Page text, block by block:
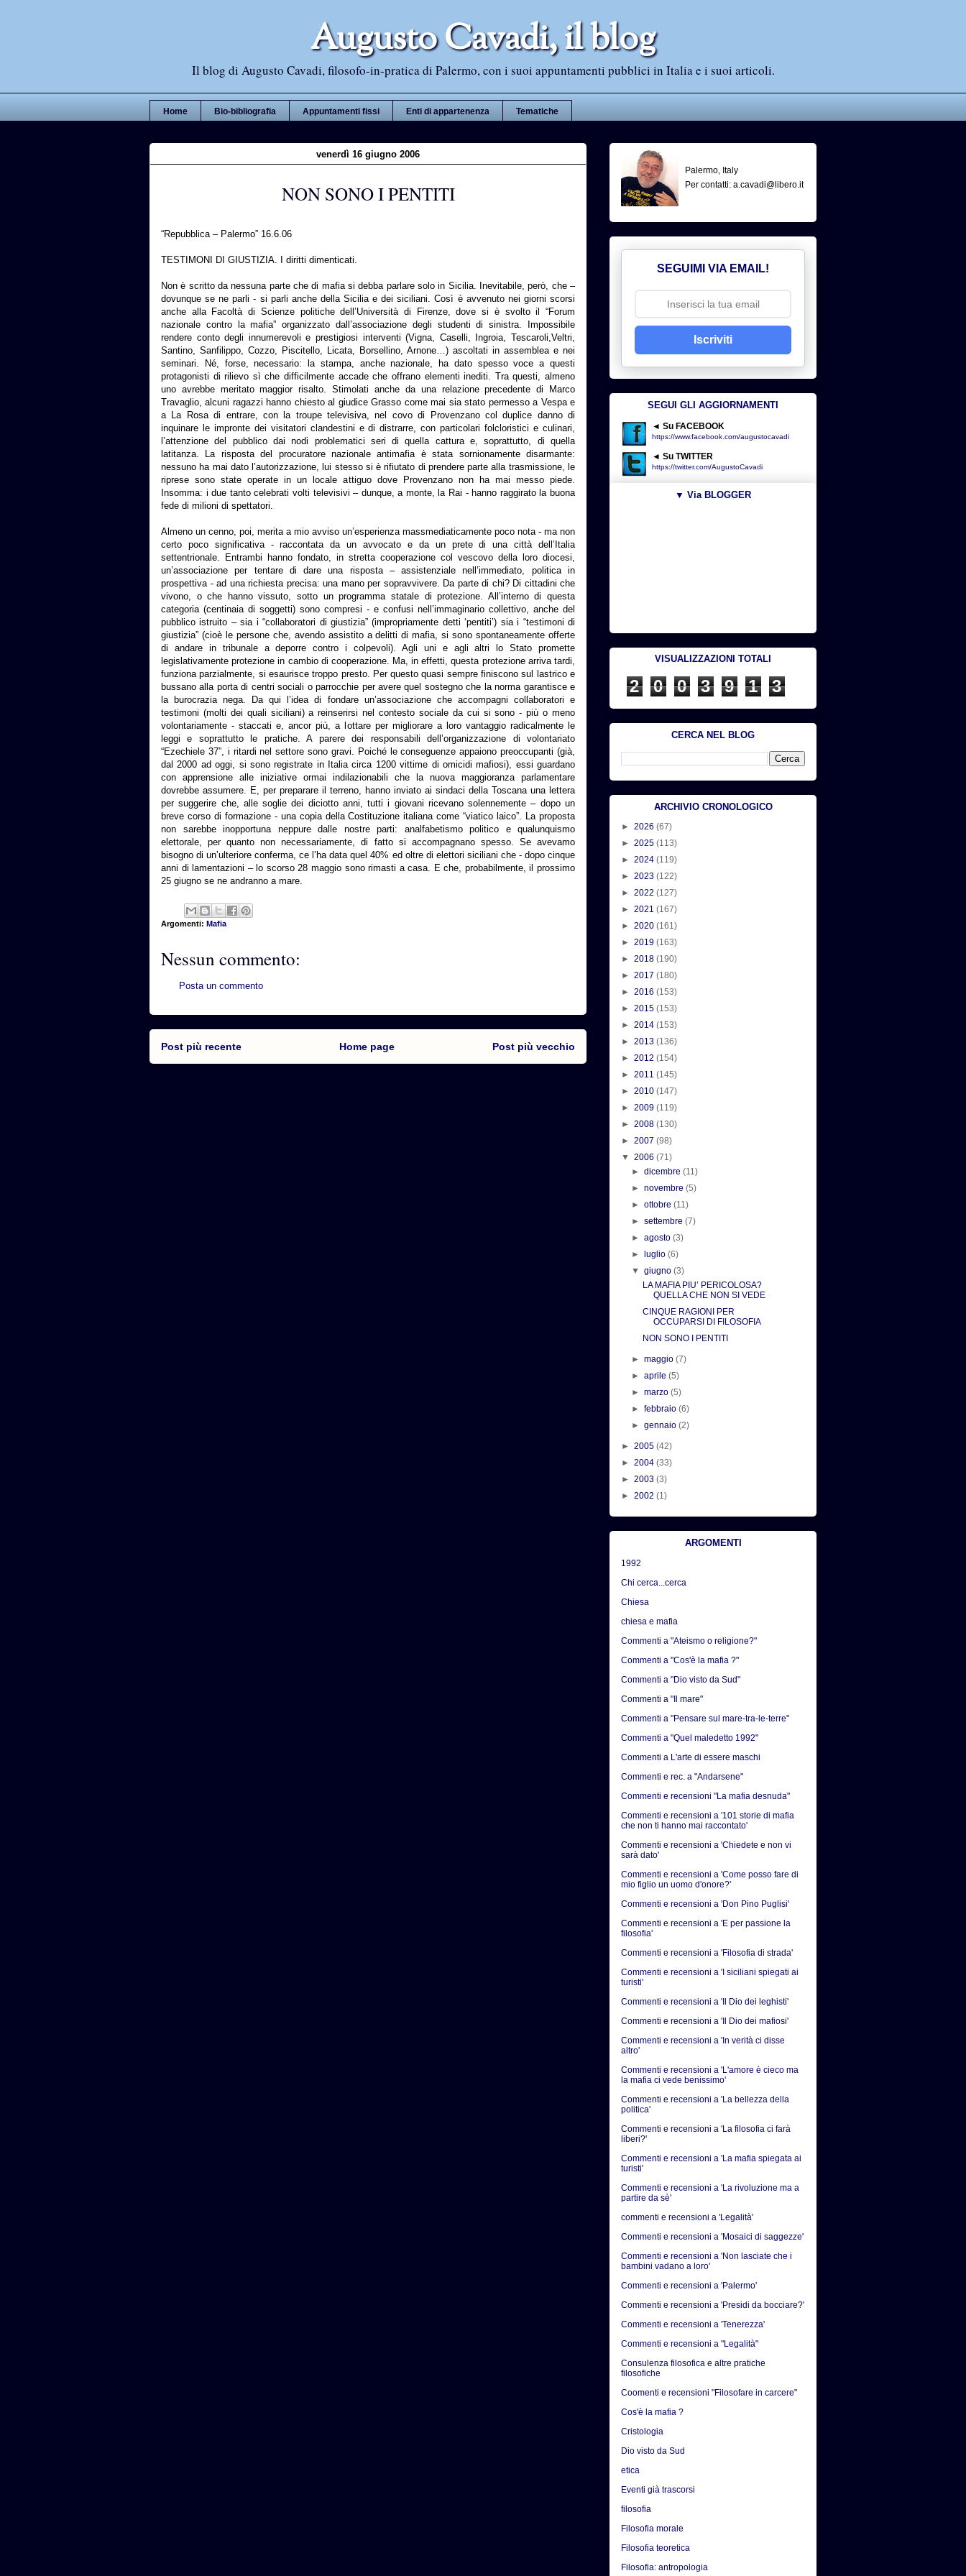
Augusto Cavadi, il blog
Il blog di Augusto Cavadi, filosofo-in-pratica di Palermo, con i suoi appuntamenti pubblici in Italia e i suoi articoli.
Home Bio-bibliografia Appuntamenti fissi Enti di appartenenza Tematiche
venerdì 16 giugno 2006
NON SONO I PENTITI
“Repubblica – Palermo” 16.6.06
TESTIMONI DI GIUSTIZIA. I diritti dimenticati.
Non è scritto da nessuna parte che di mafia si debba parlare solo in Sicilia. Inevitabile, però, che –
dovunque se ne parli - si parli anche della Sicilia e dei siciliani. Così è avvenuto nei giorni scorsi
anche alla Facoltà di Scienze politiche dell’Università di Firenze, dove si è svolto il “Forum
nazionale contro la mafia” organizzato dall’associazione degli studenti di sinistra. Impossibile
rendere conto degli innumerevoli e prestigiosi interventi (Vigna, Caselli, Ingroia, Tescaroli,Veltri,
Santino, Sanfilippo, Cozzo, Piscitello, Licata, Borsellino, Arnone…) ascoltati in assemblea e nei
seminari. Né, forse, necessario: la stampa, anche nazionale, ha dato spesso voce a questi
protagonisti di rilievo sì che difficilmente accade che offrano elementi inediti. Tra questi, almeno
uno avrebbe meritato maggior risalto. Stimolati anche da una relazione precedente di Marco
Travaglio, alcuni ragazzi hanno chiesto al giudice Grasso come mai sia stato permesso a Vespa e
a La Rosa di entrare, con la troupe televisiva, nel covo di Provenzano col duplice danno di
inquinare le impronte dei visitatori clandestini e di distrarre, con particolari folcloristici e culinari,
l’attenzione del pubblico dai nodi problematici seri di quella cattura e, soprattutto, di quella
latitanza. La risposta del procuratore nazionale antimafia è stata sornionamente disarmante:
nessuno ha mai dato l’autorizzazione, lui stesso si è rifiutato di prendere parte alla trasmissione, le
riprese sono state operate in un locale attiguo dove Provenzano non ha mai messo piede.
Insomma: i due tanto celebrati volti televisivi – dunque, a monte, la Rai - hanno raggirato la buona
fede di milioni di spettatori.
Almeno un cenno, poi, merita a mio avviso un’esperienza massmediaticamente poco nota - ma non
certo poco significativa - raccontata da un avvocato e da un prete di una città dell’Italia
settentrionale. Entrambi hanno fondato, in stretta cooperazione col vescovo della loro diocesi,
un’associazione per tentare di dare una risposta – assistenziale nell’immediato, politica in
prospettiva - ad una richiesta precisa: una mano per sopravvivere. Da parte di chi? Di cittadini che
vivono, o che hanno vissuto, sotto un programma statale di protezione. All’interno di questa
categoria (centinaia di soggetti) sono compresi - e confusi nell’immaginario collettivo, anche del
pubblico istruito – sia i “collaboratori di giustizia” (impropriamente detti ‘pentiti’) sia i “testimoni di
giustizia” (cioè le persone che, avendo assistito a delitti di mafia, si sono spontaneamente offerte
di andare in tribunale a deporre contro i colpevoli). Agli uni e agli altri lo Stato promette
legislativamente protezione in cambio di cooperazione. Ma, in effetti, questa protezione arriva tardi,
funziona parzialmente, si esaurisce troppo presto. Per questo quasi sempre finiscono sul lastrico e
bussano alla porta di centri sociali o parrocchie per avere quel sostegno che la norma garantisce e
la burocrazia nega. Da qui l’idea di fondare un’associazione che accompagni collaboratori e
testimoni (molti dei quali siciliani) a reinserirsi nel contesto sociale da cui si sono - più o meno
volontariamente - staccati e, ancor più, a lottare per migliorare a loro vantaggio radicalmente le
leggi e soprattutto le pratiche. A parere dei responsabili dell’organizzazione di volontariato
“Ezechiele 37”, i ritardi nel settore sono gravi. Poiché le conseguenze appaiono preoccupanti (già,
dal 2000 ad oggi, si sono registrate in Italia circa 1200 vittime di omicidi mafiosi), essi guardano
con apprensione alle iniziative ormai indilazionabili che la nuova maggioranza parlamentare
dovrebbe assumere. E, per preparare il terreno, hanno inviato ai sindaci della Toscana una lettera
per suggerire che, alle soglie dei diciotto anni, tutti i giovani ricevano solennemente – dopo un
breve corso di formazione - una copia della Costituzione italiana come “viatico laico”. La proposta
non sarebbe inopportuna neppure dalle nostre parti: analfabetismo politico e qualunquismo
elettorale, per quanto non necessariamente, di fatto si accompagnano spesso. Se avevamo
bisogno di un’ulteriore conferma, ce l’ha data quel 40% ed oltre di elettori siciliani che - dopo cinque
anni di lamentazioni – lo scorso 28 maggio sono rimasti a casa. E che, probabilmente, il prossimo
25 giugno se ne andranno a mare.
Argomenti: Mafia
Nessun commento:
Posta un commento
Post più recente Post più vecchio
Home page
Palermo, Italy
Per contatti: a.cavadi@libero.it
SEGUIMI VIA EMAIL!
Iscriviti
SEGUI GLI AGGIORNAMENTI
◄ Su FACEBOOK
https://www.facebook.com/augustocavadi
◄ Su TWITTER
https://twitter.com/AugustoCavadi
▼ Via BLOGGER
VISUALIZZAZIONI TOTALI
2 0 0 3 9 1 3
CERCA NEL BLOG
ARCHIVIO CRONOLOGICO
► 2026 (67)
► 2025 (113)
► 2024 (119)
► 2023 (122)
► 2022 (127)
► 2021 (167)
► 2020 (161)
► 2019 (163)
► 2018 (190)
► 2017 (180)
► 2016 (153)
► 2015 (153)
► 2014 (153)
► 2013 (136)
► 2012 (154)
► 2011 (145)
► 2010 (147)
► 2009 (119)
► 2008 (130)
► 2007 (98)
▼ 2006 (71)
►dicembre(11)
►novembre(5)
►ottobre(11)
►settembre(7)
►agosto(3)
►
luglio(6)
▼giugno(3)
LA MAFIA PIU’ PERICOLOSA?
QUELLA CHE NON SI VEDE
CINQUE RAGIONI PER
OCCUPARSI DI FILOSOFIA
NON SONO I PENTITI
►maggio(7)
►aprile(5)
►marzo(5)
►febbraio(6)
►gennaio(2)
► 2005 (42)
► 2004 (33)
► 2003 (3)
► 2002 (1)
ARGOMENTI
1992
Chi cerca...cerca
Chiesa
chiesa e mafia
Commenti a "Ateismo o religione?"
Commenti a "Cos'è la mafia ?"
Commenti a "Dio visto da Sud"
Commenti a "Il mare"
Commenti a "Pensare sul mare-tra-le-terre"
Commenti a "Quel maledetto 1992"
Commenti a L'arte di essere maschi
Commenti e rec. a "Andarsene"
Commenti e recensioni "La mafia desnuda"
Commenti e recensioni a '101 storie di mafia
che non ti hanno mai raccontato'
Commenti e recensioni a 'Chiedete e non vi
sarà dato'
Commenti e recensioni a 'Come posso fare di
mio figlio un uomo d'onore?'
Commenti e recensioni a 'Don Pino Puglisi'
Commenti e recensioni a 'E per passione la
filosofia'
Commenti e recensioni a 'Filosofia di strada'
Commenti e recensioni a 'I siciliani spiegati ai
turisti'
Commenti e recensioni a 'Il Dio dei leghisti'
Commenti e recensioni a 'Il Dio dei mafiosi'
Commenti e recensioni a 'In verità ci disse
altro'
Commenti e recensioni a 'L'amore è cieco ma
la mafia ci vede benissimo'
Commenti e recensioni a 'La bellezza della
politica'
Commenti e recensioni a 'La filosofia ci farà
liberi?'
Commenti e recensioni a 'La mafia spiegata ai
turisti'
Commenti e recensioni a 'La rivoluzione ma a
partire da sè'
commenti e recensioni a 'Legalità'
Commenti e recensioni a 'Mosaici di saggezze'
Commenti e recensioni a 'Non lasciate che i
bambini vadano a loro'
Commenti e recensioni a 'Palermo'
Commenti e recensioni a 'Presidi da bocciare?'
Commenti e recensioni a 'Tenerezza'
Commenti e recensioni a "Legalità"
Consulenza filosofica e altre pratiche
filosofiche
Coomenti e recensioni "Filosofare in carcere"
Cos'è la mafia ?
Cristologia
Dio visto da Sud
etica
Eventi già trascorsi
filosofia
Filosofia morale
Filosofia teoretica
Filosofia: antropologia